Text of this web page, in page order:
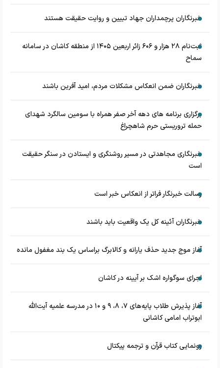
خبرنگاران پرچمداران جهاد تبیین و روایت حقیقت هستند
ثبت‌نام ۲۸ هزار و ۶۰۶ زائر اربعین ۱۴۰۵ از منطقه کاشان در سامانه
سماح
خبرنگاران ضمن انعکاس مشکلات مردم، امید آفرین باشند
برگزاری برنامه های دهه آخر صفر همراه با سومین سالگرد شهدای
حمله تروریستی حرم شاهچراغ
خبرنگاری مجاهدتی در مسیر روشنگری و ایستادن در سنگر حقیقت
است
رسالت خبرنگار فراتر از انعکاس خبر است
خبرنگاران آئینه کل یک واقعیت باید باشند
آغاز موج جدید حذف یارانه و کالابرگ براساس یک بند مغفول مانده
اجرای سوگواره اشک بر آیینه در کاشان
آغاز پذیرش طلاب پایه‌های ۷، ۸، ۹ و ۱۰ در مدرسه علمیه آیت‌الله
ابوتراب امامی کاشانی
رونمایی کتاب قرآن و ترجمه پیکتال